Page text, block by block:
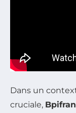
Dans un
cruciale,